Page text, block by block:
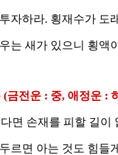
자하라. 횡재수가 도
는 새가 있으니 횡액
전운 : 중, 애정운 :
면 손재를 피할 길
르면 아는 것도 힘들